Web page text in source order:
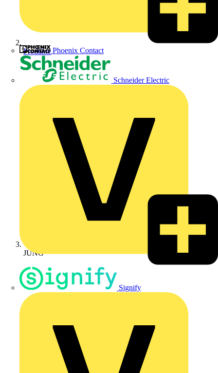
Phoenix Contact
Schneider Electric
Signify
Produkte
JUNG